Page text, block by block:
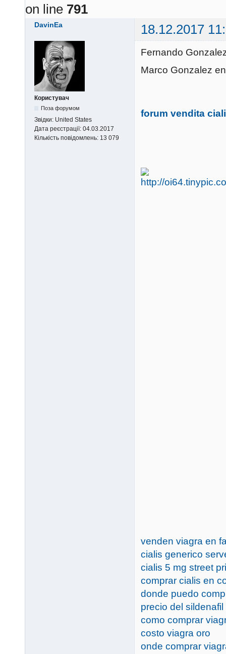
on line 791
DavinEa 18.12.2017
Користувач
Поза форумом
Звідки: United States
Дата реєстрації: 04.03.2017
Кількість повідомлень: 13 079
Fernando
Marco Gonzalez
forum vendita
venden viagra en
cialis generico
cialis 5 mg street
comprar cialis en
donde puedo
precio del
como comprar
costo viagra oro
onde comprar